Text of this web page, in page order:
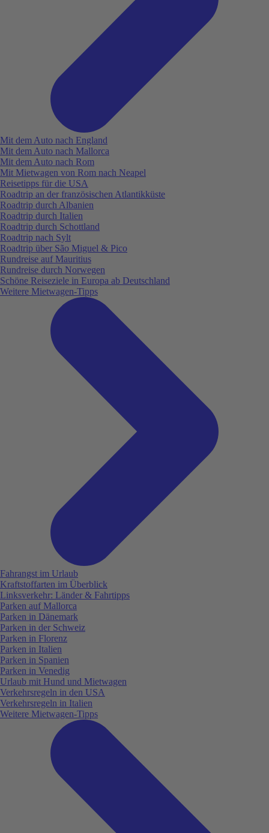
Mit dem Auto nach England
Mit dem Auto nach Mallorca
Mit dem Auto nach Rom
Mit Mietwagen von Rom nach Neapel
Reisetipps für die USA
Roadtrip an der französischen Atlantikküste
Roadtrip durch Albanien
Roadtrip durch Italien
Roadtrip durch Schottland
Roadtrip nach Sylt
Roadtrip über São Miguel & Pico
Rundreise auf Mauritius
Rundreise durch Norwegen
Schöne Reiseziele in Europa ab Deutschland
Weitere Mietwagen-Tipps
Fahrangst im Urlaub
Kraftstoffarten im Überblick
Linksverkehr: Länder & Fahrtipps
Parken auf Mallorca
Parken in Dänemark
Parken in der Schweiz
Parken in Florenz
Parken in Italien
Parken in Spanien
Parken in Venedig
Urlaub mit Hund und Mietwagen
Verkehrsregeln in den USA
Verkehrsregeln in Italien
Weitere Mietwagen-Tipps